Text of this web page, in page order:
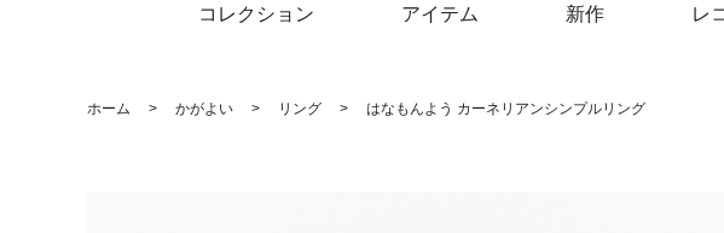
コレクション アイテム 新作 レ
ホーム > かがよい > リング > はなもんよう カーネリアンシンプルリング